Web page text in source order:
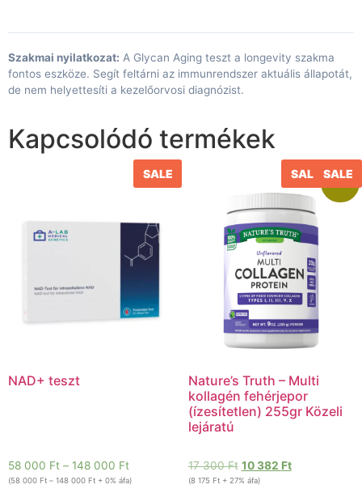
Szakmai nyilatkozat: A Glycan Aging teszt a longevity szakma
fontos eszköze. Segít feltárni az immunrendszer aktuális állapotát,
de nem helyettesíti a kezelőorvosi diagnózist.
Kapcsolódó termékek
SALE
NAD+ teszt
58 000 Ft – 148 000 Ft
(58 000 Ft – 148 000 Ft + 0% áfa)
Akció!
SALE SALE
Nature’s Truth – Multi
kollagén fehérjepor
(ízesítetlen) 255gr Közeli
lejáratú
17 300Ft 10 382 Ft
(8 175 Ft+ 27% áfa)